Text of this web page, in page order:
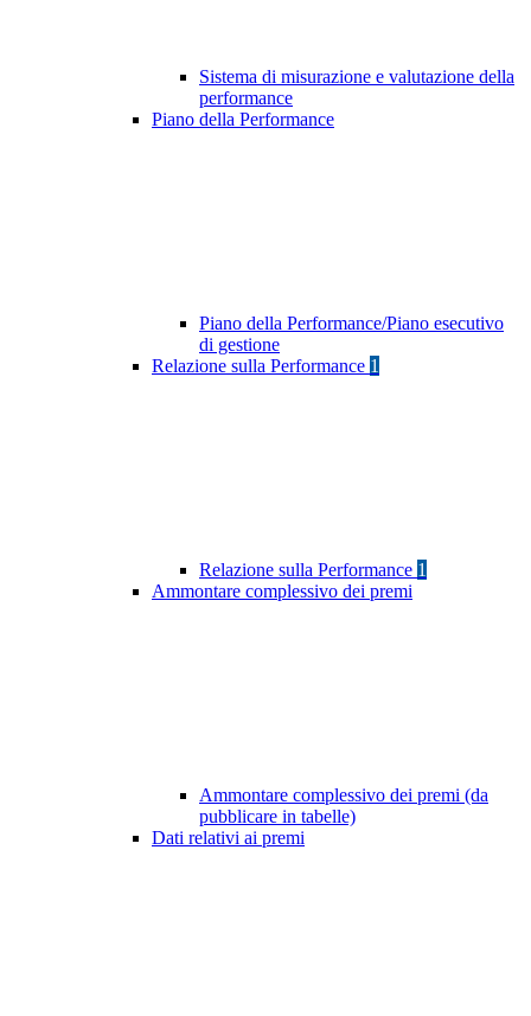
Sistema di misurazione e valutazione della
performance
Piano della Performance
Piano della Performance/Piano esecutivo
di gestione
Relazione sulla Performance 1
Relazione sulla Performance 1
Ammontare complessivo dei premi
Ammontare complessivo dei premi (da
pubblicare in tabelle)
Dati relativi ai premi